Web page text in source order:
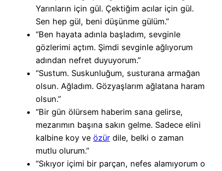
Yarınların için gül. Çektiğim acılar için gül.
Sen hep gül, beni düşünme gülüm.”
“Ben hayata adınla başladım, sevginle
gözlerimi açtım. Şimdi sevginle ağlıyorum
adından nefret duyuyorum.”
“Sustum. Suskunluğum, susturana armağan
olsun. Ağladım. Gözyaşlarım ağlatana haram
olsun.”
“Bir gün ölürsem haberim sana gelirse,
mezarımın başına sakın gelme. Sadece elini
kalbine koy ve özür dile, belki o zaman
mutlu olurum.”
“Sıkıyor içimi bir parçan, nefes alamıyorum o